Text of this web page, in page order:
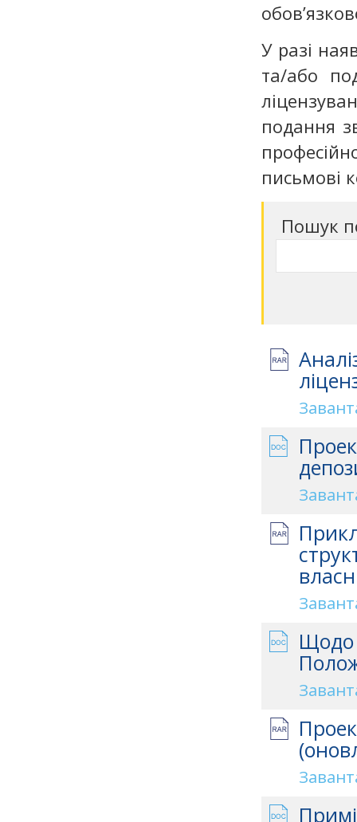
У разі
та/або
подання
письмові
Пошук
Щодо